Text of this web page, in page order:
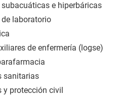
e hiperbáricas
laboratorio
de enfermería (logse)
sanitarias
y protección civil